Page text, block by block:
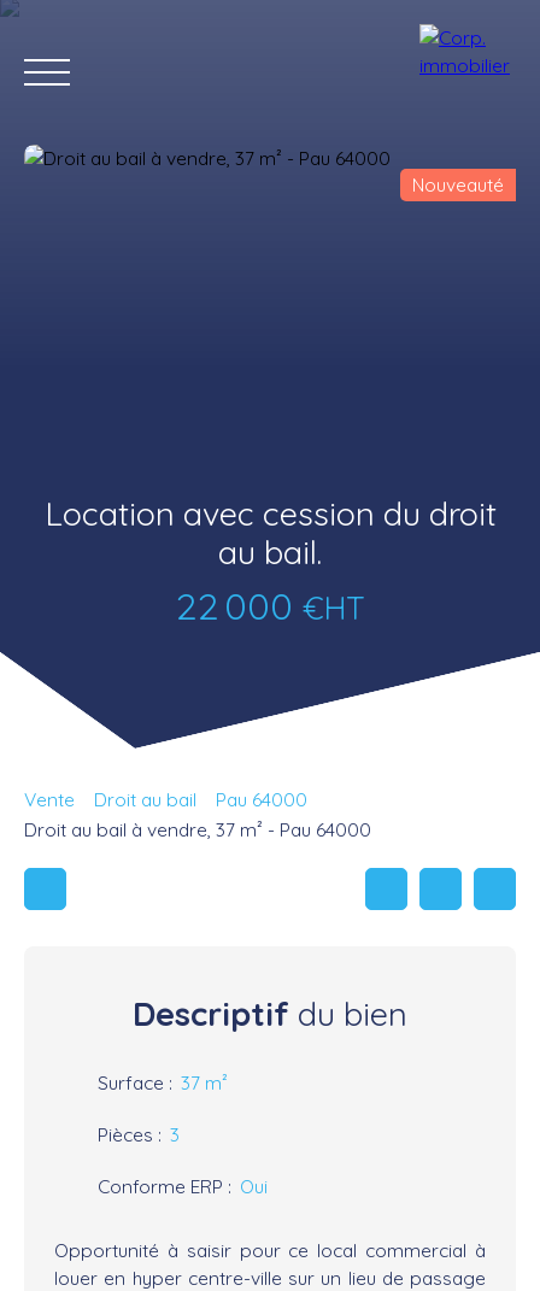
Nouveauté
Location avec cession du droit
au bail.
22 000 €HT
Vente Droit au bail
Pau 64000
Droit au bail à vendre, 37 m² - Pau 64000
Descriptif du bien
Surface : 37 m²
Pièces : 3
Conforme ERP : Oui
Opportunité à saisir pour ce local commercial à
louer en hyper centre-ville sur un lieu de passage